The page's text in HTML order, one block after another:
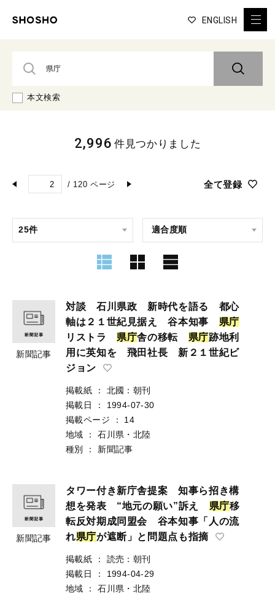
ENGLISH
本文検索
/ 120 ページ 全て登録
2,996 件見つかりました
新聞記事
対談 石川県政 新時代を語る 都心
軸は２１世紀見据え 谷本知事 県庁
リストラ 県庁舎の移転 県庁跡地利
用に英知を 飛田社長 新２１世紀ビ
ジョン
掲載紙 ：
北國：朝刊
掲載日
：
1994-07-30
掲載ページ
：
14
地域
：
石川県・北陸
種別
： 新聞記事
新聞記事
タワー付き新庁舎提案 知事ら招き構
想を発表 “地元の願い”訴え 県庁移
転反対期成同盟会 谷本知事「人の流
れ県庁が遮断」と問題点も指摘
掲載紙 ：
読売：朝刊
掲載日
：
1994-04-29
地域
：
石川県・北陸